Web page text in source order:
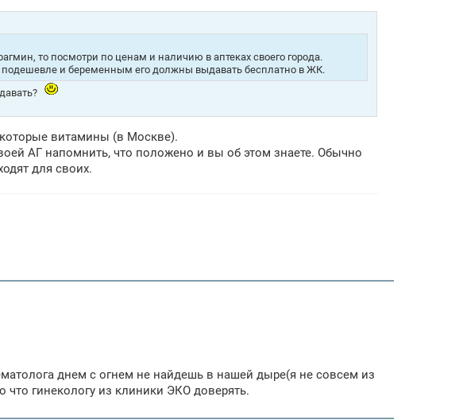
то посмотри по ценам и наличию в аптеках своего города.
и беременным его должны выдавать бесплатно в ЖК.
витамины (в Москве).
АГ напомнить, что положено и вы об этом знаете. Обычно
для своих.
днем с огнем не найдешь в нашей дыре(я не совсем из
что гинекологу из клиники ЭКО доверять.